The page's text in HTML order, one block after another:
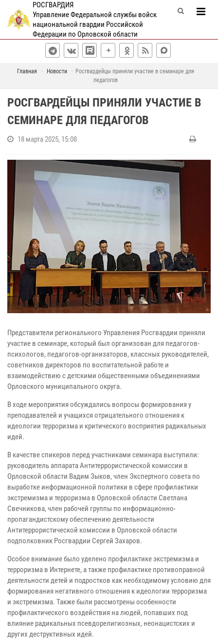
РОСГВАРДИЯ
Управление Федеральной службы войск
национальной гвардии Российской
Федерации по Орловской области
Главная Новости
Росгвардейцы приняли участие в семинаре для
педагогов
РОСГВАРДЕЙЦЫ ПРИНЯЛИ УЧАСТИЕ В
СЕМИНАРЕ ДЛЯ ПЕДАГОГОВ
18 марта 2025, 15:08
Представители регионального Управления Росгвардии приняли
участие в семинаре, который был организован для педагогов-
психологов, педагогов-организаторов, классных руководителей,
советников директоров по воспитательной работе и
взаимодействию с детскими общественными объединениями
Орловского муниципального округа.
В ходе мероприятия обсуждались вопросы формирования у
преподавателей и учащихся отрицательного отношения к
идеологии терроризма и критического восприятия радикальных
идей.
В качестве спикеров перед участниками семинара выступили:
руководитель аппарата Антитеррористической комиссии в
Орловской области Вадим Зыков, член Экспертного совета по
выработке информационной политики в сфере профилактики
экстремизма и терроризма в Орловской области Светлана
Свечникова, член рабочей группы по информационно-
пропагандистскому обеспечению деятельности
Антитеррористической комиссии в Орловской области
подполковник Росгвардии Сергей Захаров.
Особое внимание было уделено профилактике экстремизма и
терроризма в Интернете, а также профилактике противоправной
деятельности детей и подростков как необходимому условию для
формирования негативного отношения к идеологии терроризма
и экстремизма. Также были рассмотрены особенности
профилактического воздействия на людей, попавших под
влияние радикальных псевдорелигиозных, неонацистских и
других деструктивных идей.